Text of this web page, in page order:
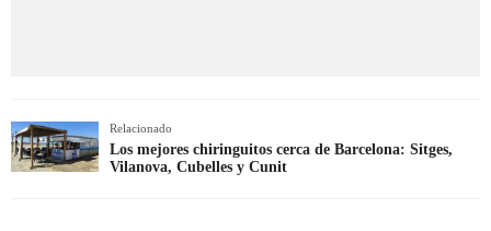
Relacionado
Los mejores chiringuitos cerca de Barcelona: Sitges,
Vilanova, Cubelles y Cunit